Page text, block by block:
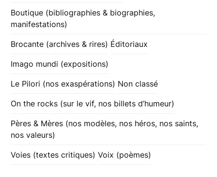
Boutique (bibliographies & biographies,
manifestations)
Brocante (archives & rires) Éditoriaux
Imago mundi (expositions)
Le Pilori (nos exaspérations) Non classé
On the rocks (sur le vif, nos billets d’humeur)
Pères & Mères (nos modèles, nos héros, nos saints,
nos valeurs)
Voies (textes critiques) Voix (poèmes)